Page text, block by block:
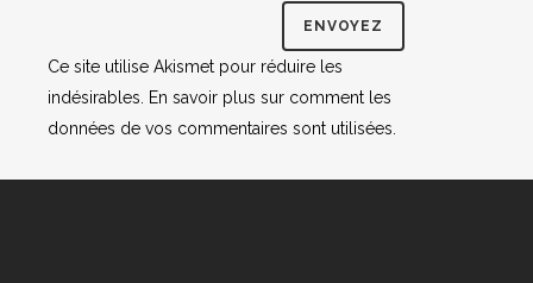
Ce site utilise Akismet pour réduire les
indésirables.
En savoir plus sur comment les
données de vos commentaires sont utilisées